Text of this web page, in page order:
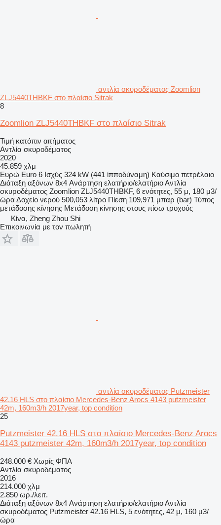
αντλία σκυροδέματος Zoomlion
ZLJ5440THBKF στο πλαίσιο Sitrak
8
Zoomlion ZLJ5440THBKF στο πλαίσιο Sitrak
Τιμή κατόπιν αιτήματος
Αντλία σκυροδέματος
2020
45.859 χλμ
Ευρώ Euro 6 Ισχύς 324 kW (441 ίπποδύναμη) Καύσιμο πετρέλαιο
Διάταξη αξόνων 8x4 Ανάρτηση ελατήριο/ελατήριοΑντλία
σκυροδέματος Zoomlion ZLJ5440THBKF, 6 ενότητες, 55 μ, 180 μ3/
ώρα Δοχείο νερού 500,053 λίτρο Πίεση 109,971 μπαρ (bar) Τύπος
μετάδοσης κίνησης Μετάδοση κίνησης στους πίσω τροχούς
Κίνα, Zheng Zhou Shi
Επικοινωνία με τον πωλητή
αντλία σκυροδέματος Putzmeister
42.16 HLS στο πλαίσιο Mercedes-Benz Arocs 4143 putzmeister
42m, 160m3/h 2017year, top condition
25
Putzmeister 42.16 HLS στο πλαίσιο Mercedes-Benz Arocs
4143 putzmeister 42m, 160m3/h 2017year, top condition
248.000 € Χωρίς ΦΠΑ
Αντλία σκυροδέματος
2016
214.000 χλμ
2.850 ωρ./λειτ.
Διάταξη αξόνων 8x4 Ανάρτηση ελατήριο/ελατήριοΑντλία
σκυροδέματος Putzmeister 42.16 HLS, 5 ενότητες, 42 μ, 160 μ3/
ώρα